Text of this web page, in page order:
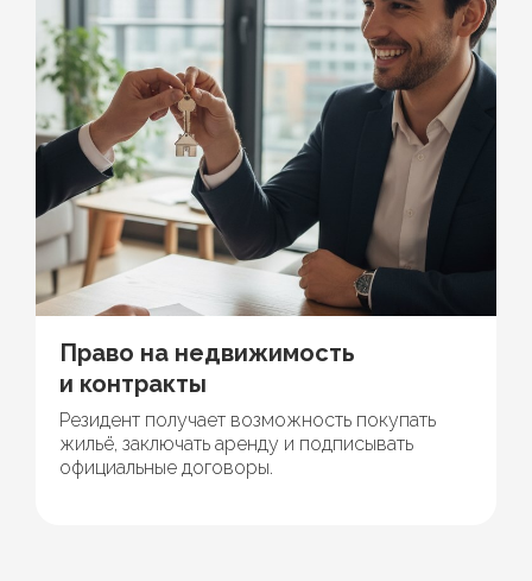
Право на недвижимость
и контракты
Резидент получает возможность покупать
жильё, заключать аренду и подписывать
официальные договоры.